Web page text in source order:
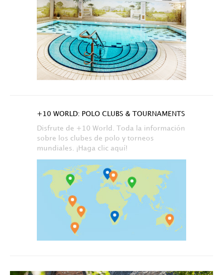
+10 WORLD: POLO CLUBS & TOURNAMENTS
Disfrute de +10 World. Toda la información
sobre los clubes de polo y torneos
mundiales. ¡Haga clic aquí!